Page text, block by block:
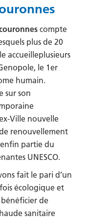
compte
plus de 20
accueilleplusieurs
le 1er
humain.
sur son
Ville nouvelle
renouvellement
partie du
UNESCO.
fait le pari d’un
écologique et
de
sanitaire